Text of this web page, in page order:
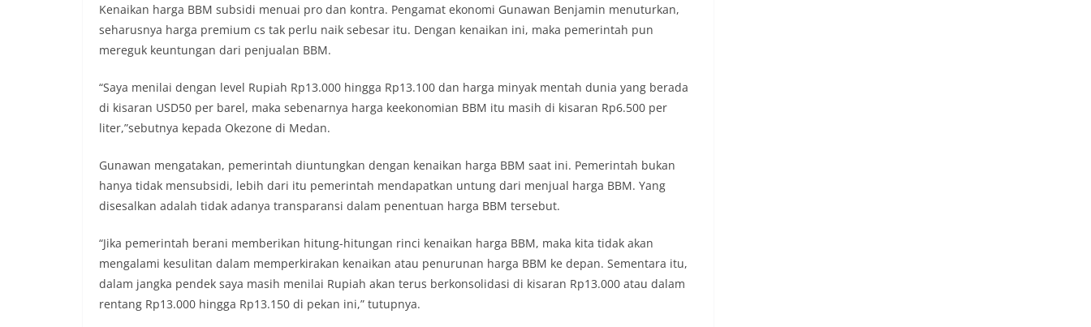
Kenaikan harga BBM subsidi menuai pro dan kontra. Pengamat ekonomi Gunawan Benjamin menuturkan,
seharusnya harga premium cs tak perlu naik sebesar itu. Dengan kenaikan ini, maka pemerintah pun
mereguk keuntungan dari penjualan BBM.
“Saya menilai dengan level Rupiah Rp13.000 hingga Rp13.100 dan harga minyak mentah dunia yang berada
di kisaran USD50 per barel, maka sebenarnya harga keekonomian BBM itu masih di kisaran Rp6.500 per
liter,”sebutnya kepada Okezone di Medan.
Gunawan mengatakan, pemerintah diuntungkan dengan kenaikan harga BBM saat ini. Pemerintah bukan
hanya tidak mensubsidi, lebih dari itu pemerintah mendapatkan untung dari menjual harga BBM. Yang
disesalkan adalah tidak adanya transparansi dalam penentuan harga BBM tersebut.
“Jika pemerintah berani memberikan hitung-hitungan rinci kenaikan harga BBM, maka kita tidak akan
mengalami kesulitan dalam memperkirakan kenaikan atau penurunan harga BBM ke depan. Sementara itu,
dalam jangka pendek saya masih menilai Rupiah akan terus berkonsolidasi di kisaran Rp13.000 atau dalam
rentang Rp13.000 hingga Rp13.150 di pekan ini,” tutupnya.